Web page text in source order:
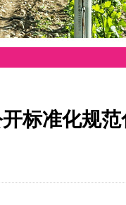
标准化规